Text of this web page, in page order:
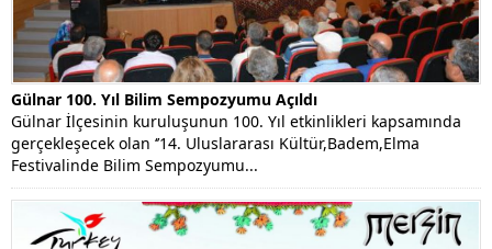
Gülnar 100. Yıl Bilim Sempozyumu Açıldı
Gülnar İlçesinin kuruluşunun 100. Yıl etkinlikleri kapsamında
gerçekleşecek olan ‘’14. Uluslararası Kültür,Badem,Elma
Festivalinde Bilim Sempozyumu...